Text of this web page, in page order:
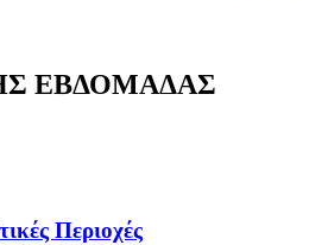
ΕΒΔΟΜΑΔΑΣ
Περιοχές